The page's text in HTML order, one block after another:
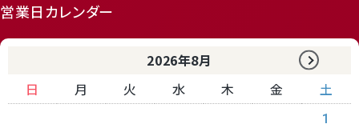
営業日カレンダー
2026年8月
日
月 火 水 木 金 土
1